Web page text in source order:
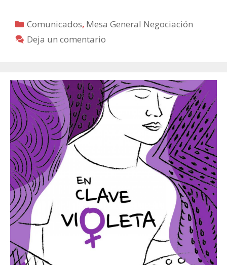
Categorías
Comunicados, Mesa General Negociación
Deja un comentario